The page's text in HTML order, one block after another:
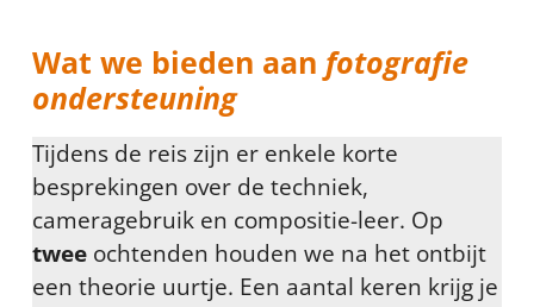
Wat we bieden aan fotografie
ondersteuning
Tijdens de reis zijn er enkele korte
besprekingen over de techniek,
cameragebruik en compositie-leer. Op
tweeochtenden houden we na het ontbijt
een theorie uurtje. Een aantal keren krijg je